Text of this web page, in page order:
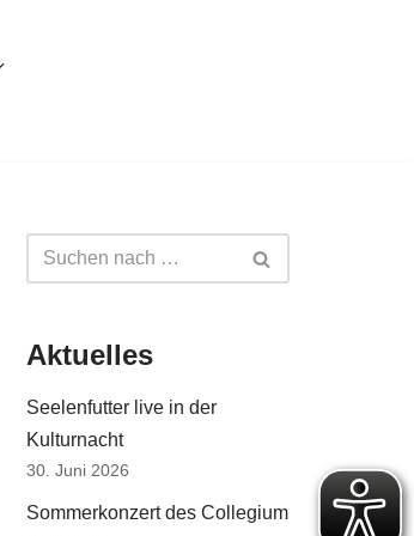
Aktuelles
Seelenfutter live in der
Kulturnacht
30. Juni 2026
Sommerkonzert des Collegium